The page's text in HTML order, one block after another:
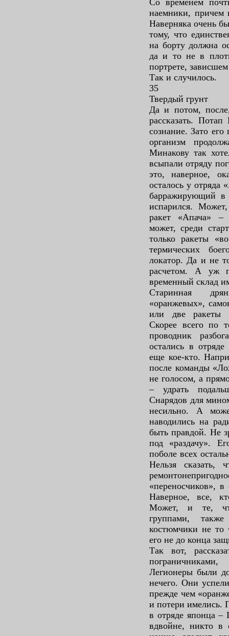
наемники, причем
Наверняка очень
тому, что
на борту должна
да и то не в
портрете,
Так и случилось.
35
Твердый грунт
Да и потом,
рассказать.
сознание. Зато
организм
Минакову так
всыпали отряду
это, наверное,
осталось у отряда
барражирующий в
испарился.
ракет «Апача» –
может, среди
только ракеты
термических
локатор. Да и не
расчетом. А уж
временный склад
Старинная
«оранжевых»,
или две ракеты
Скорее всего по
проводник
остались в
еще кое-кто.
после команды
не голосом, а
– удрать
Снарядов для
несильно. А
наводились на
быть правдой. Не
под «раздачу».
поболе всех
Нельзя сказать,
«переносчиков»,
Наверное, все,
Может, и те,
группами,
костюмчики не то
его не до конца
Так вот,
Легионеры были
нечего. Они
прежде чем
и потери имелись.
в отряде японца
вдвойне, никто в